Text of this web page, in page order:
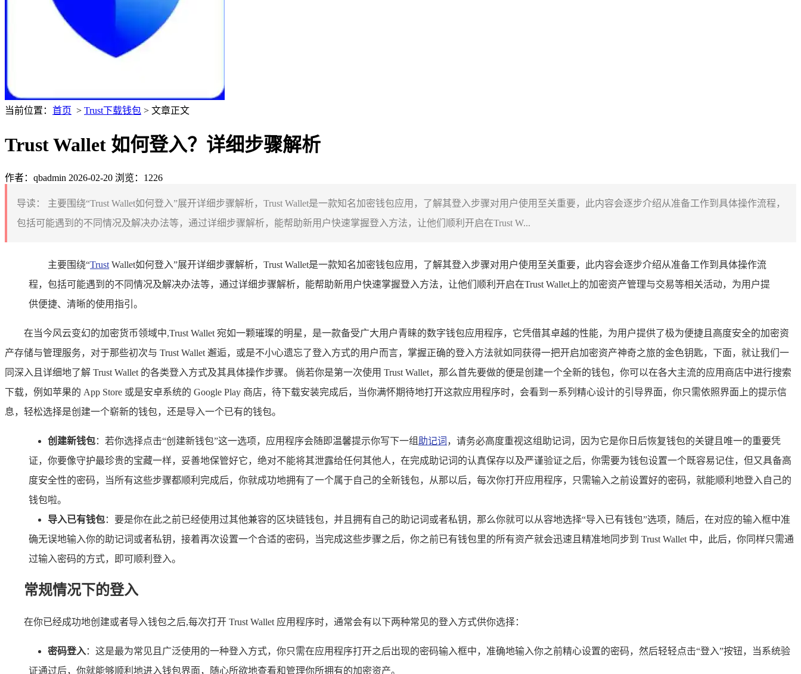
当前位置： 首页 > Trust下载钱包 > 文章正文
Trust Wallet 如何登入？详细步骤解析
作者：qbadmin 2026-02-20 浏览：1226
导读：
主要围绕“Trust Wallet如何登入”展开详细步骤解析，Trust Wallet是一款知名加密钱包应用，了解其登入步骤对用户使用至关重要，此内容会逐步介绍从准备工作到具体操作流程，
包括可能遇到的不同情况及解决办法等，通过详细步骤解析，能帮助新用户快速掌握登入方法，让他们顺利开启在Trust W...
主要围绕“Trust Wallet如何登入”展开详细步骤解析，Trust Wallet是一款知名加密钱包应用，了解其登入步骤对用户使用至关重要，此内容会逐步介绍从准备工作到具体操作流
程，包括可能遇到的不同情况及解决办法等，通过详细步骤解析，能帮助新用户快速掌握登入方法，让他们顺利开启在Trust Wallet上的加密资产管理与交易等相关活动，为用户提
供便捷、清晰的使用指引。
在当今风云变幻的加密货币领域中,Trust Wallet 宛如一颗璀璨的明星，是一款备受广大用户青睐的数字钱包应用程序，它凭借其卓越的性能，为用户提供了极为便捷且高度安全的加密资
产存储与管理服务，对于那些初次与 Trust Wallet 邂逅，或是不小心遗忘了登入方式的用户而言，掌握正确的登入方法就如同获得一把开启加密资产神奇之旅的金色钥匙，下面，就让我们一
同深入且详细地了解 Trust Wallet 的各类登入方式及其具体操作步骤。 倘若你是第一次使用 Trust Wallet，那么首先要做的便是创建一个全新的钱包，你可以在各大主流的应用商店中进行搜索
下载，例如苹果的 App Store 或是安卓系统的 Google Play 商店，待下载安装完成后，当你满怀期待地打开这款应用程序时，会看到一系列精心设计的引导界面，你只需依照界面上的提示信
息，轻松选择是创建一个崭新的钱包，还是导入一个已有的钱包。
创建新钱包：若你选择点击“创建新钱包”这一选项，应用程序会随即温馨提示你写下一组 助记词 ，请务必高度重视这组助记词，因为它是你日后恢复钱包的关键且唯一的重要凭
证，你要像守护最珍贵的宝藏一样，妥善地保管好它，绝对不能将其泄露给任何其他人，在完成助记词的认真保存以及严谨验证之后，你需要为钱包设置一个既容易记住，但又具备高
度安全性的密码，当所有这些步骤都顺利完成后，你就成功地拥有了一个属于自己的全新钱包，从那以后，每次你打开应用程序，只需输入之前设置好的密码，就能顺利地登入自己的
钱包啦。
导入已有钱包：要是你在此之前已经使用过其他兼容的区块链钱包，并且拥有自己的助记词或者私钥，那么你就可以从容地选择“导入已有钱包”选项，随后，在对应的输入框中准
确无误地输入你的助记词或者私钥，接着再次设置一个合适的密码，当完成这些步骤之后，你之前已有钱包里的所有资产就会迅速且精准地同步到 Trust Wallet 中，此后，你同样只需通
过输入密码的方式，即可顺利登入。
常规情况下的登入
在你已经成功地创建或者导入钱包之后,每次打开 Trust Wallet 应用程序时，通常会有以下两种常见的登入方式供你选择：
密码登入：这是最为常见且广泛使用的一种登入方式，你只需在应用程序打开之后出现的密码输入框中，准确地输入你之前精心设置的密码，然后轻轻点击“登入”按钮，当系统验
证通过后，你就能够顺利地进入钱包界面，随心所欲地查看和管理你所拥有的加密资产。